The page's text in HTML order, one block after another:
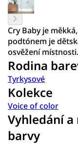
Cry Baby je
podtónem je
osvěžení
Rodina
Tyrkysové
Kolekce
Voice of color
Vyhledání
barvy